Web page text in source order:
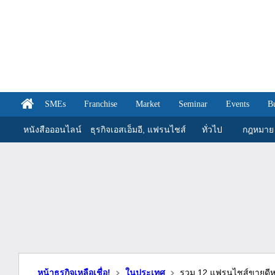
SMEs Franchise Market Seminar Events
หนังสือออนไลน์ ธุรกิจเอสเอ็มอี, แฟรนไชส์ ทั่วไป กฎหมาย
หน้าธุรกิจเหลือเชื่อ! ในประเทศ รวม 12 แฟรนไชส์ขายดี